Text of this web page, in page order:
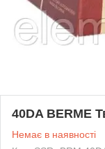
40DA BERME
Немає в наявності